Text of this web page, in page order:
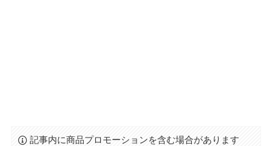
記事内に商品プロモーションを含む場合があります